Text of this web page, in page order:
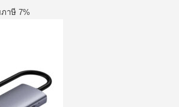
าษี 7%